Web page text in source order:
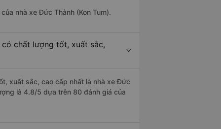
nhà xe Đức Thành (Kon Tum).
có chất lượng tốt, xuất sắc,
xuất sắc, cao cấp nhất là nhà xe Đức
là 4.8/5 dựa trên 80 đánh giá của